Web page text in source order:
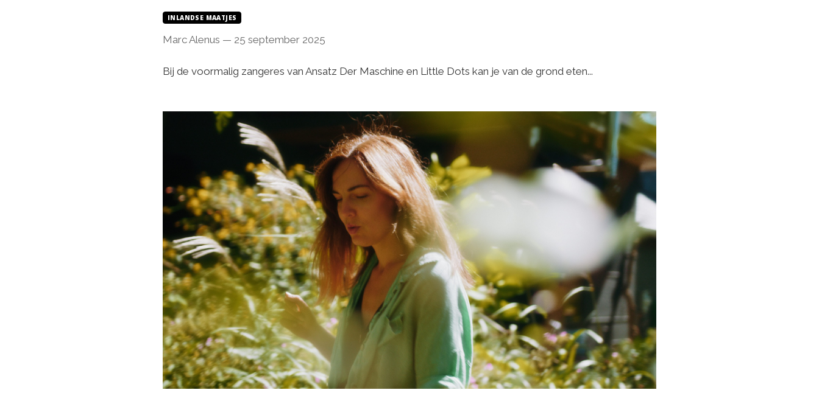
INLANDSE MAATJES
Marc Alenus — 25 september 2025
Bij de voormalig zangeres van Ansatz Der Maschine en Little Dots kan je van de grond eten...